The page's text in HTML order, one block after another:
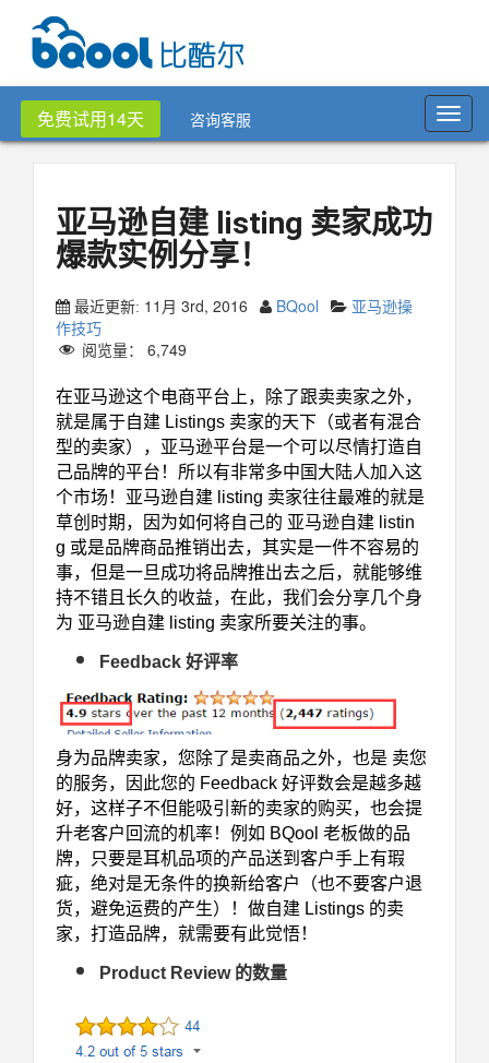
免费试用14天 咨询客服
亚马逊自建 listing 卖家成功
爆款实例分享！
最近更新: 11月 3rd, 2016 BQool
亚马逊操
作技巧
阅览量： 6,749
在亚马逊这个电商平台上，除了跟卖卖家之外，
就是属于自建 Listings 卖家的天下（或者有混合
型的卖家），亚马逊平台是一个可以尽情打造自
己品牌的平台！所以有非常多中国大陆人加入这
个市场！亚马逊自建 listing 卖家往往最难的就是
草创时期，因为如何将自己的 亚马逊自建 listin
g 或是品牌商品推销出去，其实是一件不容易的
事，但是一旦成功将品牌推出去之后，就能够维
持不错且长久的收益，在此，我们会分享几个身
为 亚马逊自建 listing 卖家所要关注的事。
Feedback 好评率
身为品牌卖家，您除了是卖商品之外，也是 卖您
的服务，因此您的 Feedback 好评数会是越多越
好，这样子不但能吸引新的卖家的购买，也会提
升老客户回流的机率！例如 BQool 老板做的品
牌，只要是耳机品项的产品送到客户手上有瑕
疵，绝对是无条件的换新给客户（也不要客户退
货，避免运费的产生）！做自建 Listings 的卖
家，打造品牌，就需要有此觉悟！
Product Review 的数量